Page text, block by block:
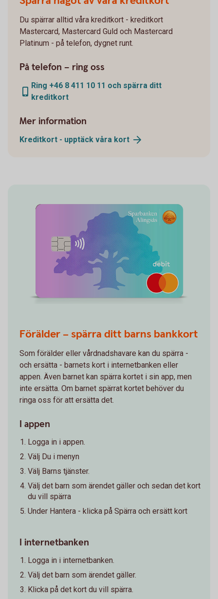
Du spärrar alltid våra kreditkort - kreditkort
Mastercard, Mastercard Guld och Mastercard
Platinum - på telefon, dygnet runt.
På telefon – ring oss
Ring +46 8 411 10 11 och spärra ditt
kreditkort
Mer information
Kreditkort - upptäck våra kort
Förälder – spärra ditt barns bankkort
Som förälder eller vårdnadshavare kan du spärra -
och ersätta - barnets kort i internetbanken eller
appen. Även barnet kan spärra kortet i sin app, men
inte ersätta. Om barnet spärrat kortet behöver du
ringa oss för att ersätta det.
I appen
Logga in i appen.
Välj Du i menyn
Välj Barns tjänster.
Välj det barn som ärendet gäller och sedan det kort
du vill spärra
Under Hantera - klicka på Spärra och ersätt kort
I internetbanken
Logga in i internetbanken.
Välj det barn som ärendet gäller.
Klicka på det kort du vill spärra.